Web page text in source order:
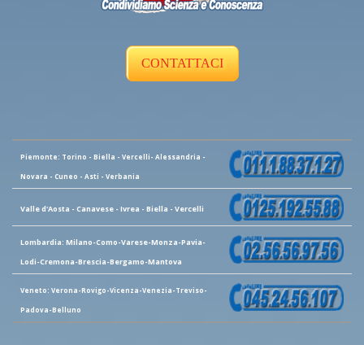
CONTATTACI
Piemonte: Torino - Biella - Vercelli- Alessandria -
Novara - Cuneo - Asti - Verbania
Valle d'Aosta - Canavese - Ivrea - Biella - Vercelli
Lombardia: Milano-Como-Varese-Monza-Pavia-
Lodi-Cremona-Brescia-Bergamo-Mantova
Veneto: Verona-Rovigo-Vicenza-Venezia-Treviso-
Padova-Belluno